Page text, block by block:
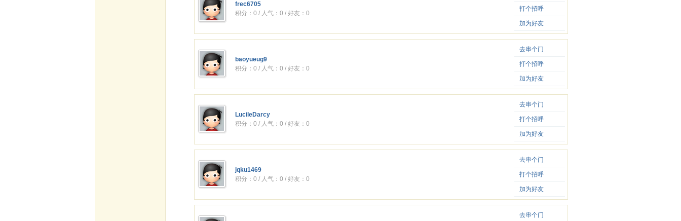
frec6705
积分：0 / 人气：0 / 好友：0
打个招呼
加为好友
baoyueug9
积分：0 / 人气：0 / 好友：0
去串个门
打个招呼
加为好友
LucileDarcy
积分：0 / 人气：0 / 好友：0
去串个门
打个招呼
加为好友
jqku1469
积分：0 / 人气：0 / 好友：0
去串个门
打个招呼
加为好友
去串个门